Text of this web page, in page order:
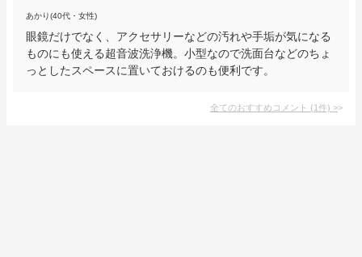
あかり(40代・女性)
眼鏡だけでなく、アクセサリーなどの汚れや手垢が気になる
ものにも使える超音波洗浄機。小型なので洗面台などのちょ
っとしたスペースに置いておけるのも便利です。
全てのおすすめコメント (1件) >